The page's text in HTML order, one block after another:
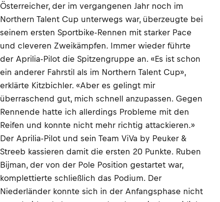
Österreicher, der im vergangenen Jahr noch im
Northern Talent Cup unterwegs war, überzeugte bei
seinem ersten Sportbike-Rennen mit starker Pace
und cleveren Zweikämpfen. Immer wieder führte
der Aprilia-Pilot die Spitzengruppe an. «Es ist schon
ein anderer Fahrstil als im Northern Talent Cup»,
erklärte Kitzbichler. «Aber es gelingt mir
überraschend gut, mich schnell anzupassen. Gegen
Rennende hatte ich allerdings Probleme mit den
Reifen und konnte nicht mehr richtig attackieren.»
Der Aprilia-Pilot und sein Team ViVa by Peuker &
Streeb kassieren damit die ersten 20 Punkte. Ruben
Bijman, der von der Pole Position gestartet war,
komplettierte schließlich das Podium. Der
Niederländer konnte sich in der Anfangsphase nicht